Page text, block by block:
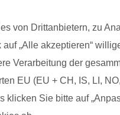
mit den Inhalten
Postleitzahl*
von Drittanbietern, zu
„Alle akzeptieren“
Verarbeitung der
EU (EU + CH, IS, LI,
Sie bitte auf